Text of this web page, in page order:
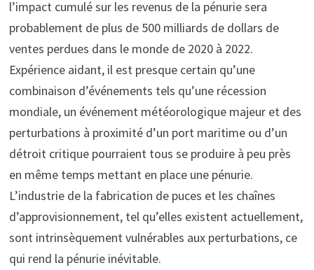
l’impact cumulé sur les revenus de la pénurie sera
probablement de plus de 500 milliards de dollars de
ventes perdues dans le monde de 2020 à 2022.
Expérience aidant, il est presque certain qu’une
combinaison d’événements tels qu’une récession
mondiale, un événement météorologique majeur et des
perturbations à proximité d’un port maritime ou d’un
détroit critique pourraient tous se produire à peu près
en même temps mettant en place une pénurie.
L’industrie de la fabrication de puces et les chaînes
d’approvisionnement, tel qu’elles existent actuellement,
sont intrinsèquement vulnérables aux perturbations, ce
qui rend la pénurie inévitable.